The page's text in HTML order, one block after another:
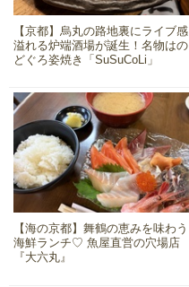
【京都】烏丸の路地裏にライブ感
溢れる炉端酒場が誕生！名物はの
どぐろ姿焼き「SuSuCoLi」
【海の京都】舞鶴の恵みを味わう
海鮮ランチ♡ 魚屋直営の穴場店
『大六丸』